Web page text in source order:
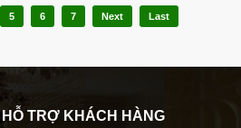
5 6 7 Next Last
HỖ TRỢ KHÁCH HÀNG